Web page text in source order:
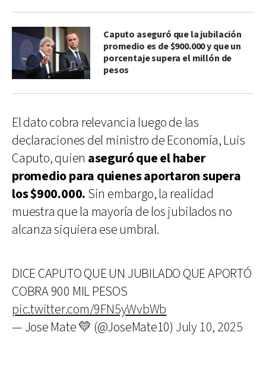
Caputo aseguró que la jubilación
promedio es de $900.000 y que un
porcentaje supera el millón de
pesos
El dato cobra relevancia luego de las
declaraciones del ministro de Economía, Luis
Caputo, quien aseguró que el haber
promedio para quienes aportaron supera
los $900.000. Sin embargo, la realidad
muestra que la mayoría de los jubilados no
alcanza siquiera ese umbral.
DICE CAPUTO QUE UN JUBILADO QUE APORTÓ
COBRA 900 MIL PESOS
pic.twitter.com/9FN5yWvbWb
— Jose Mate 💛 (@JoseMate10) July 10, 2025